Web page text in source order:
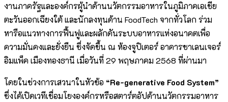
งานภาครัฐและองค์กรผู้นำด้านนวัตกรรมอาหารในภูมิภาคเอเชีย
ตะวันออกเฉียงใต้ และนักลงทุนด้าน FoodTech จากทั่วโลก ร่วม
หารือแนวทางการฟื้นฟูและผลักดันระบบอาหารแห่งอนาคตเพื่อ
ความมั่นคงและยั่งยืน ซึ่งจัดขึ้น ณ ห้องจูปิเตอร์ อาคารชาเลนเจอร์
อิมแพ็ค เมืองทองธานี เมื่อวันที่ 29 พฤษภาคม 2568 ที่ผ่านมา
โดยในช่วงการเสวนาในหัวข้อ “Re-generative Food System”
ซึ่งได้เปิดเวทีเชื่อมโยงองค์กรหรือสตาร์ตอัปด้านนวัตกรรมอาหาร